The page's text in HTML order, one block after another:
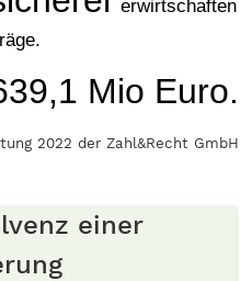
erwirtschaften
Mio Euro.
2022 der Zahl&Recht GmbH
einer